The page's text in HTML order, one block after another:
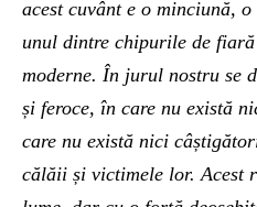
acest cuvânt e o minciună,
unul dintre chipurile de
moderne. În jurul nostru se
și feroce, în care nu există
care nu există nici
călăii și victimele lor. Acest